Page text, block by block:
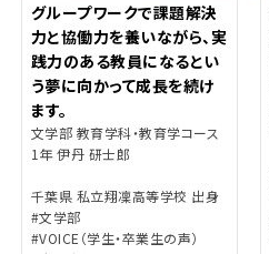
グループワークで課題解決
力と協働力を養いながら、実
践力のある教員になるとい
う夢に向かって成長を続け
ます。
文学部 教育学科・教育学コース
1年 伊丹 研士郎
千葉県 私立翔凜高等学校 出身
#文学部
#VOICE（学生・卒業生の声）